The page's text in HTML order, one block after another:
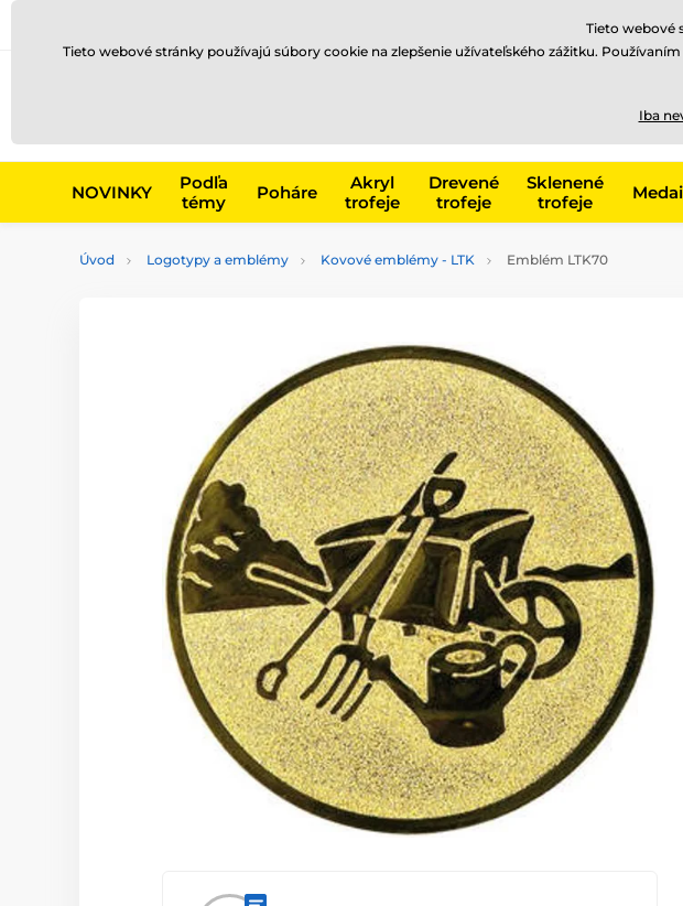
NOVINKY
Podľa
témy
Poháre
Akryl
trofeje
Drevené
trofeje
Sklenené
trofeje
Úvod Logotypy a emblémy Kovové emblémy - LTK Emblém LTK70
Tieto webové
Tieto webové stránky používajú súbory cookie na zlepšenie užívateľského zážitku.
Iba